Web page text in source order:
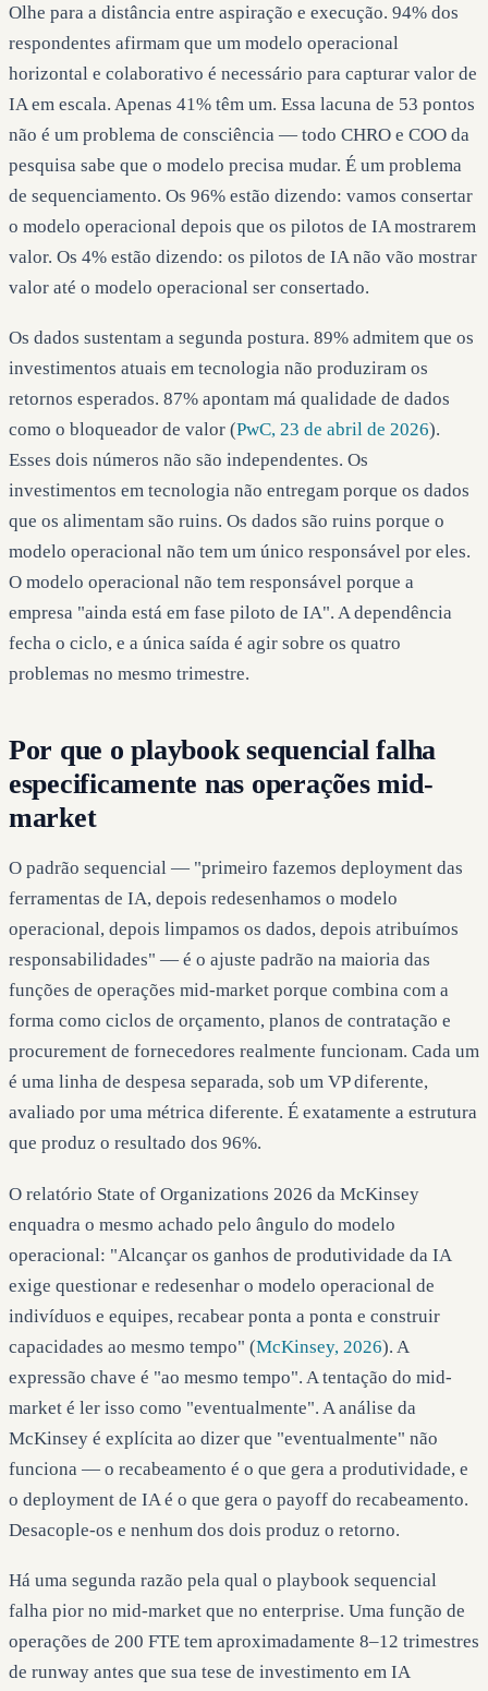
Olhe para a distância entre aspiração e execução. 94% dos
respondentes afirmam que um modelo operacional
horizontal e colaborativo é necessário para capturar valor de
IA em escala. Apenas 41% têm um. Essa lacuna de 53 pontos
não é um problema de consciência — todo CHRO e COO da
pesquisa sabe que o modelo precisa mudar. É um problema
de sequenciamento. Os 96% estão dizendo: vamos consertar
o modelo operacional depois que os pilotos de IA mostrarem
valor. Os 4% estão dizendo: os pilotos de IA não vão mostrar
valor até o modelo operacional ser consertado.
Os dados sustentam a segunda postura. 89% admitem que os
investimentos atuais em tecnologia não produziram os
retornos esperados. 87% apontam má qualidade de dados
como o bloqueador de valor (PwC, 23 de abril de 2026).
Esses dois números não são independentes. Os
investimentos em tecnologia não entregam porque os dados
que os alimentam são ruins. Os dados são ruins porque o
modelo operacional não tem um único responsável por eles.
O modelo operacional não tem responsável porque a
empresa "ainda está em fase piloto de IA". A dependência
fecha o ciclo, e a única saída é agir sobre os quatro
problemas no mesmo trimestre.
Por que o playbook sequencial falha
especificamente nas operações mid-
market
O padrão sequencial — "primeiro fazemos deployment das
ferramentas de IA, depois redesenhamos o modelo
operacional, depois limpamos os dados, depois atribuímos
responsabilidades" — é o ajuste padrão na maioria das
funções de operações mid-market porque combina com a
forma como ciclos de orçamento, planos de contratação e
procurement de fornecedores realmente funcionam. Cada um
é uma linha de despesa separada, sob um VP diferente,
avaliado por uma métrica diferente. É exatamente a estrutura
que produz o resultado dos 96%.
O relatório State of Organizations 2026 da McKinsey
enquadra o mesmo achado pelo ângulo do modelo
operacional: "Alcançar os ganhos de produtividade da IA
exige questionar e redesenhar o modelo operacional de
indivíduos e equipes, recabear ponta a ponta e construir
capacidades ao mesmo tempo" (McKinsey, 2026). A
expressão chave é "ao mesmo tempo". A tentação do mid-
market é ler isso como "eventualmente". A análise da
McKinsey é explícita ao dizer que "eventualmente" não
funciona — o recabeamento é o que gera a produtividade, e
o deployment de IA é o que gera o payoff do recabeamento.
Desacople-os e nenhum dos dois produz o retorno.
Há uma segunda razão pela qual o playbook sequencial
falha pior no mid-market que no enterprise. Uma função de
operações de 200 FTE tem aproximadamente 8–12 trimestres
de runway antes que sua tese de investimento em IA